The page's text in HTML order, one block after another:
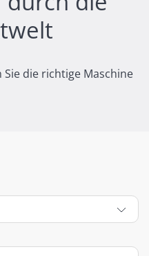
die richtige Maschine